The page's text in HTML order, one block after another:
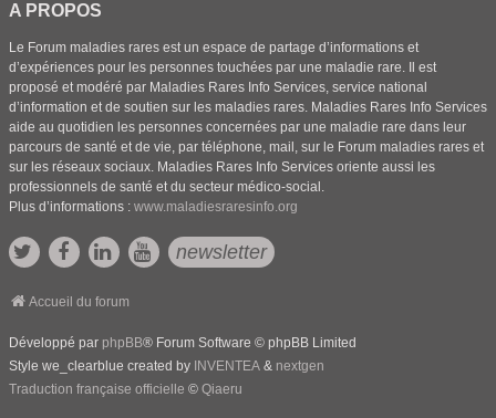
A PROPOS
Le Forum maladies rares est un espace de partage d’informations et
d’expériences pour les personnes touchées par une maladie rare. Il est
proposé et modéré par Maladies Rares Info Services, service national
d’information et de soutien sur les maladies rares. Maladies Rares Info Services
aide au quotidien les personnes concernées par une maladie rare dans leur
parcours de santé et de vie, par téléphone, mail, sur le Forum maladies rares et
sur les réseaux sociaux. Maladies Rares Info Services oriente aussi les
professionnels de santé et du secteur médico-social.
Plus d’informations : www.maladiesraresinfo.org
newsletter
Accueil du forum
Développé par phpBB® Forum Software © phpBB Limited
Style we_clearblue created by INVENTEA & nextgen
Traduction française officielle © Qiaeru